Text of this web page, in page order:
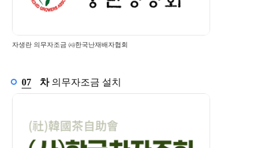
자생란 의무자조금 ㈔한국난재배자협회
07 7월
차의무자조금 설치